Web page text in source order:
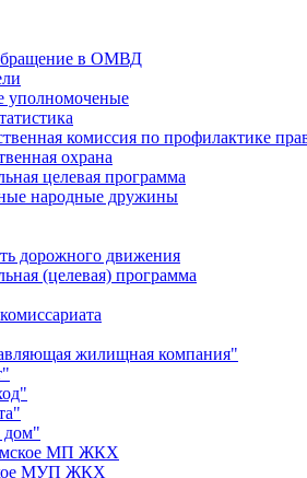
в ОМВД
уполномоченые
комиссия по профилактике
охрана
целевая программа
народные дружины
дорожного движения
(целевая) программа
жилищная компания"
МП ЖКХ
МУП ЖКХ